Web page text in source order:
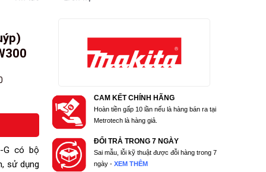
G có bộ
sử dụng
CAM KẾT CHÍNH HÃNG
Hoàn tiền gấp 10 lần nếu là hàng bán ra tại
Metrotech là hàng giả.
ĐỔI TRẢ TRONG 7 NGÀY
Sai mẫu, lỗi kỹ thuật được đỗi hàng trong 7
ngày -XEM THÊM